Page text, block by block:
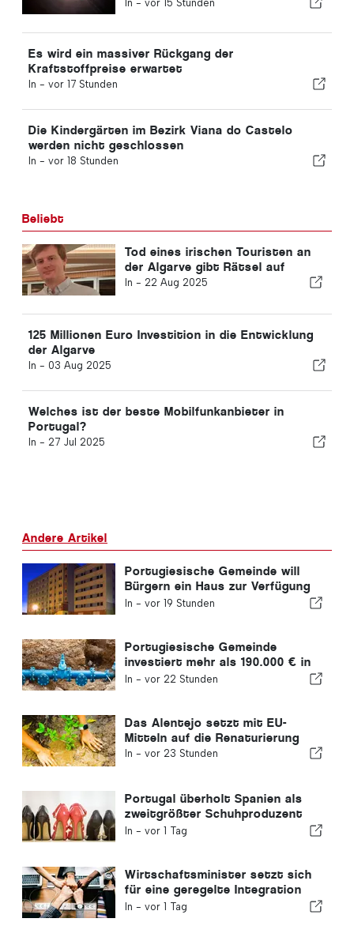
In - vor 15 Stunden
Es wird ein massiver Rückgang der
Kraftstoffpreise erwartet
In - vor 17 Stunden
Die Kindergärten im Bezirk Viana do Castelo
werden nicht geschlossen
In - vor 18 Stunden
Beliebt
Tod eines irischen Touristen an
der Algarve gibt Rätsel auf
In - 22 Aug 2025
125 Millionen Euro Investition in die Entwicklung
der Algarve
In - 03 Aug 2025
Welches ist der beste Mobilfunkanbieter in
Portugal?
In - 27 Jul 2025
Andere Artikel
Portugiesische Gemeinde will
Bürgern ein Haus zur Verfügung
stellen
In - vor 19 Stunden
Portugiesische Gemeinde
investiert mehr als 190.000 € in
die Wasserversorgung
In - vor 22 Stunden
Das Alentejo setzt mit EU-
Mitteln auf die Renaturierung
In - vor 23 Stunden
Portugal überholt Spanien als
zweitgrößter Schuhproduzent
Europas
In - vor 1 Tag
Wirtschaftsminister setzt sich
für eine geregelte Integration
ein und garantiert Einwanderern
In - vor 1 Tag